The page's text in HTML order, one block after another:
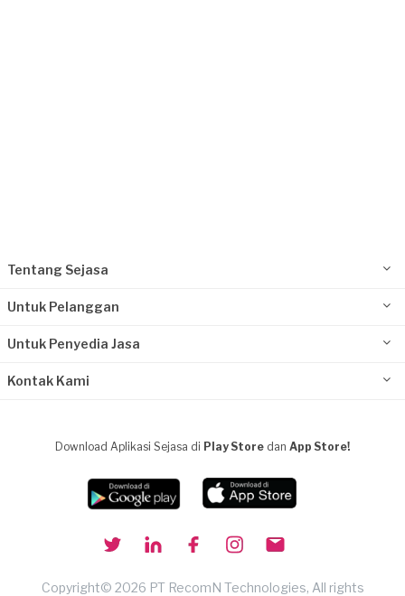
Tentang Sejasa
Untuk Pelanggan
Untuk Penyedia Jasa
Kontak Kami
Download Aplikasi Sejasa di Play Store dan App Store!
Copyright© 2026 PT RecomN Technologies, All rights